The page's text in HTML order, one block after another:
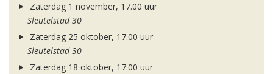
Zaterdag 1 november, 17.00 uur
Sleutelstad 30
Zaterdag 25 oktober, 17.00 uur
Sleutelstad 30
Zaterdag 18 oktober, 17.00 uur